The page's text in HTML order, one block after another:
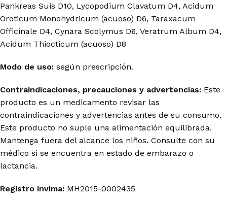
Pankreas Suis D10, Lycopodium Clavatum D4, Acidum
Oroticum Monohydricum (acuoso) D6, Taraxacum
Officinale D4, Cynara Scolymus D6, Veratrum Album D4,
Acidum Thiocticum (acuoso) D8
Modo de uso: según prescripción.
Contraindicaciones, precauciones y advertencias: Este
producto es un medicamento revisar las
contraindicaciones y advertencias antes de su consumo.
Este producto no suple una alimentación equilibrada.
Mantenga fuera del alcance los niños. Consulte con su
médico si se encuentra en estado de embarazo o
lactancia.
Registro invima: MH2015-0002435